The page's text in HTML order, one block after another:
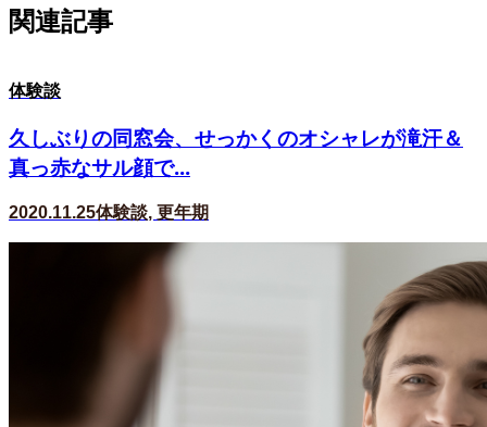
関連記事
体験談
久しぶりの同窓会、せっかくのオシャレが滝汗＆
真っ赤なサル顔で...
2020.11.25体験談, 更年期